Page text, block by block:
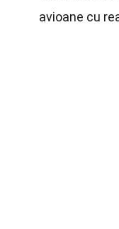
avioane cu